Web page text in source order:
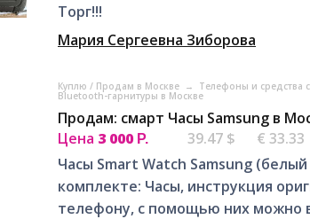
Торг!!!
Мария Сергеевна Зиборова
Куплю / Продам в Москве → Телефоны и средства
Bluetooth-гарнитуры в Москве
Продам: смарт Часы Samsung в
Цена 3 000 Р. 39.47 $
€ 33.33
Часы Smart Watch Samsung
комплекте: Часы, инструкция
телефону, с помощью них можно